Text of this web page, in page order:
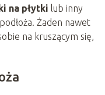
na płytki lub inny
Żaden nawet
na kruszącym się,